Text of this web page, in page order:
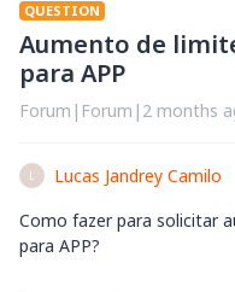
QUESTION
Aumento de
para APP
Forum|Forum|2 months
L
Lucas Jandrey Camilo
Como fazer para solicitar
para APP?